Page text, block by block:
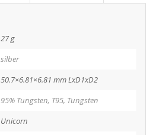
27 g
silber
50.7×6.81×6.81 mm LxD1xD2
95% Tungsten, T95, Tungsten
Unicorn